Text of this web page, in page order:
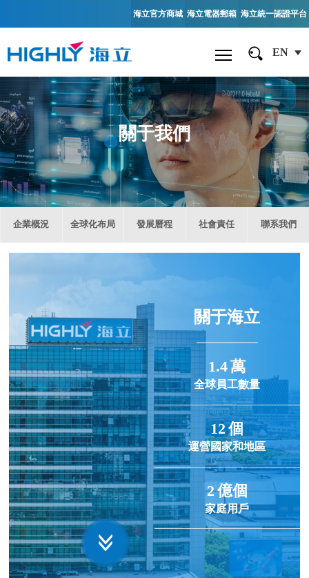
海立官方商城 海立電器郵箱 海立統一認證平台
EN
關于我們
企業概況 全球化布局 發展曆程 社會責任 聯系我們
關于海立
1.4萬
全球員工數量
12個
運營國家和地區
2億個
家庭用戶